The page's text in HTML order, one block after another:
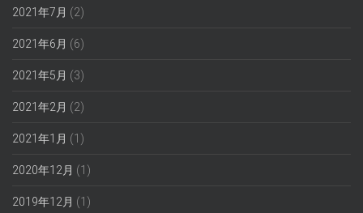
2021年7月 (2)
2021年6月 (6)
2021年5月 (3)
2021年2月 (2)
2021年1月 (1)
2020年12月 (1)
2019年12月 (1)